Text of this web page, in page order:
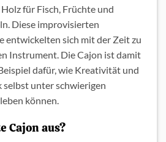
für Fisch, Früchte und
Diese improvisierten
entwickelten sich mit der Zeit zu
Instrument. Die Cajon ist damit
dafür, wie Kreativität und
unter schwierigen
können.
Cajon aus?